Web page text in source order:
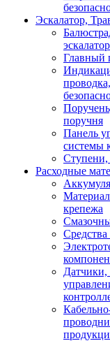
Эскалатор,
Главный
проводка,
поручня
Панель
системы
Ступени,
Расходные
крепежа
Датчики,